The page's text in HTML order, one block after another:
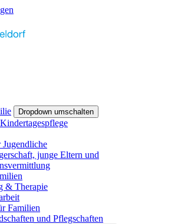
Dropdown umschalten
junge Eltern und
& Therapie
Familien
und Pflegschaften